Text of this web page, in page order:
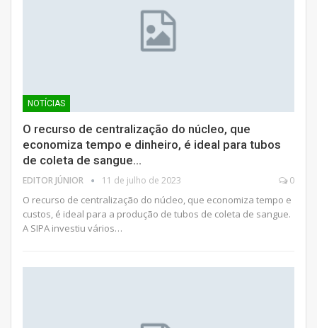
NOTÍCIAS
O recurso de centralização do núcleo, que
economiza tempo e dinheiro, é ideal para tubos
de coleta de sangue…
EDITOR JÚNIOR 11 de julho de 2023 0
O recurso de centralização do núcleo, que economiza tempo e
custos, é ideal para a produção de tubos de coleta de sangue.
A SIPA investiu vários…